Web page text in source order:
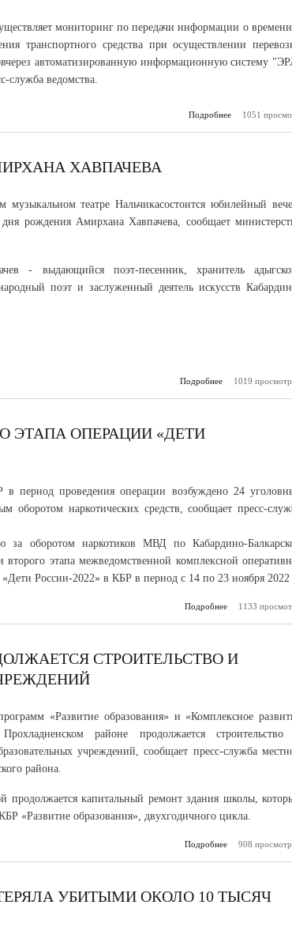
мониторинг по передачи информации о
транспортного средства при осуществлении
автоматизированную информационную систему
служба ведомства.
Подробнее
о
1051
ХАВПАЧЕВА
музыкальном театре Нальчикасостоится юбилейный
рождения Амирхана Хавпачева, сообщает
- выдающийся поэт-песенник, хранитель
поэт и заслуженный деятель искусств
Подробнее
о В Нальчике
1019
ЭТАПА ОПЕРАЦИИ «ДЕТИ
период проведения операции возбуждено 24
оборотом наркотических средств, сообщает пресс-
за оборотом наркотиков МВД по Кабардино-
второго этапа межведомственной комплексной
России-2022» в КБР в период с 14 по 23 ноября 2022
Подробнее
о В МВД
1133
СТРОИТЕЛЬСТВО И
«Развитие образования» и «Комплексное
районе продолжается
учреждений, сообщает пресс-служба
района.
продолжается капитальный ремонт здания школы,
«Развитие образования», двухгодичного цикла.
Подробнее
о В
908
УБИТЫМИ ОКОЛО 10 ТЫСЯЧ